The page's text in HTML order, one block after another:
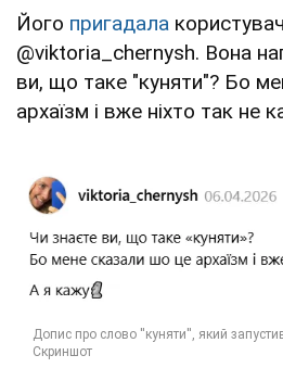
Його пригадала
@viktoria_chernysh. Вона
ви, що таке "куняти"? Бо
архаїзм і вже ніхто так не